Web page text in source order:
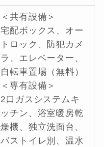
＜共有設備＞
宅配ボックス、オー
トロック、防犯カメ
ラ、エレベーター、
自転車置場（無料）
＜専有設備＞
2口ガスシステムキ
ッチン、浴室暖房乾
燥機、独立洗面台、
バストイレ別、温水